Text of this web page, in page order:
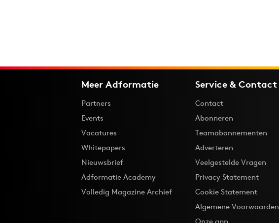
Meer Adformatie
Partners
Events
Vacatures
Whitepapers
Nieuwsbrief
Adformatie Academy
Volledig Magazine Archief
Service & Contact
Contact
Abonneren
Teamabonnementen
Adverteren
Veelgestelde Vragen
Privacy Statement
Cookie Statement
Algemene Voorwaarden